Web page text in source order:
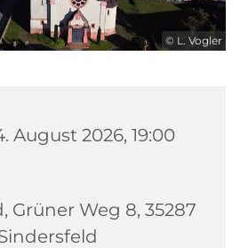
© L. Vogler
August 2026, 19:00
Grüner Weg 8, 35287